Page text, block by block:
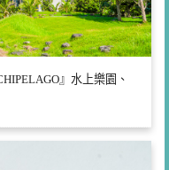
』水上樂園、